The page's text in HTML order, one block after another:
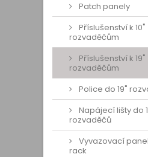
Patch panely
Příslušenství k 10"
rozvaděčům
Příslušenství k 19"
rozvaděčům
Police do 19"
Napájecí lišty do
rozvaděčů
Vyvazovací
rack